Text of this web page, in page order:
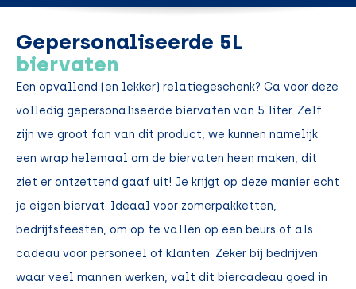
Gepersonaliseerde 5L
biervaten
Een opvallend (en lekker) relatiegeschenk? Ga voor deze
volledig gepersonaliseerde biervaten van 5 liter. Zelf
zijn we groot fan van dit product, we kunnen namelijk
een wrap helemaal om de biervaten heen maken, dit
ziet er ontzettend gaaf uit! Je krijgt op deze manier echt
je eigen biervat. Ideaal voor zomerpakketten,
bedrijfsfeesten, om op te vallen op een beurs of als
cadeau voor personeel of klanten. Zeker bij bedrijven
waar veel mannen werken, valt dit biercadeau goed in